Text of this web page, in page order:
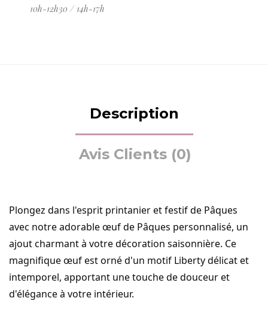
10h-12h30 / 14h-17h
Description
Avis Clients (0)
Plongez dans l'esprit printanier et festif de Pâques
avec notre adorable œuf de Pâques personnalisé, un
ajout charmant à votre décoration saisonnière. Ce
magnifique œuf est orné d'un motif Liberty délicat et
intemporel, apportant une touche de douceur et
d'élégance à votre intérieur.